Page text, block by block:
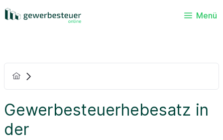
Menü
Gewerbesteuerhebesatz in
der